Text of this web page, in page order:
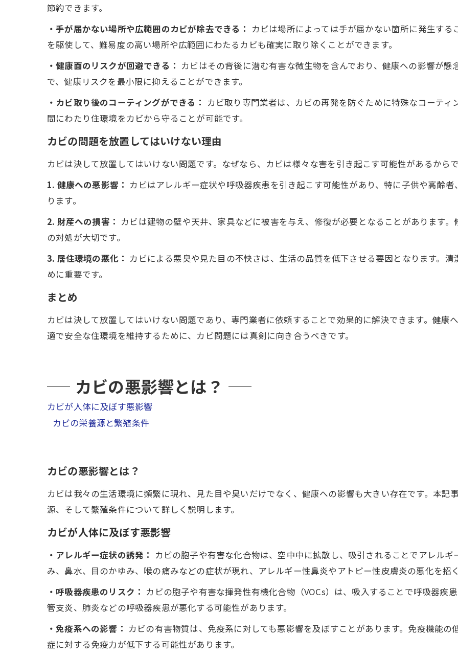
節約できます。
・手が届かない場所や広範囲のカビが除去できる： カビは場所によっては手が届かない箇所に発生す
を駆使して、難易度の高い場所や広範囲にわたるカビも確実に取り除くことができます。
・健康面のリスクが回避できる： カビはその背後に潜む有害な微生物を含んでおり、健康への影響が
で、健康リスクを最小限に抑えることができます。
・カビ取り後のコーティングができる： カビ取り専門業者は、カビの再発を防ぐために特殊なコーテ
間にわたり住環境をカビから守ることが可能です。
カビの問題を放置してはいけない理由
カビは決して放置してはいけない問題です。なぜなら、カビは様々な害を引き起こす可能性があるから
1. 健康への悪影響： カビはアレルギー症状や呼吸器疾患を引き起こす可能性があり、特に子供や高齢
ります。
2. 財産への損害： カビは建物の壁や天井、家具などに被害を与え、修復が必要となることがあります
の対処が大切です。
3. 居住環境の悪化： カビによる悪臭や見た目の不快さは、生活の品質を低下させる要因となります。
めに重要です。
まとめ
カビは決して放置してはいけない問題であり、専門業者に依頼することで効果的に解決できます。健康
適で安全な住環境を維持するために、カビ問題には真剣に向き合うべきです。
カビの悪影響とは？
カビが人体に及ぼす悪影響
カビの栄養源と繁殖条件
カビの悪影響とは？
カビは我々の生活環境に頻繁に現れ、見た目や臭いだけでなく、健康への影響も大きい存在です。本記
源、そして繁殖条件について詳しく説明します。
カビが人体に及ぼす悪影響
・アレルギー症状の誘発： カビの胞子や有害な化合物は、空中中に拡散し、吸引されることでアレル
み、鼻水、目のかゆみ、喉の痛みなどの症状が現れ、アレルギー性鼻炎やアトピー性皮膚炎の悪化を招
・呼吸器疾患のリスク： カビの胞子や有害な揮発性有機化合物（VOCs）は、吸入することで呼吸器疾
管支炎、肺炎などの呼吸器疾患が悪化する可能性があります。
・免疫系への影響： カビの有害物質は、免疫系に対しても悪影響を及ぼすことがあります。免疫機能
症に対する免疫力が低下する可能性があります。